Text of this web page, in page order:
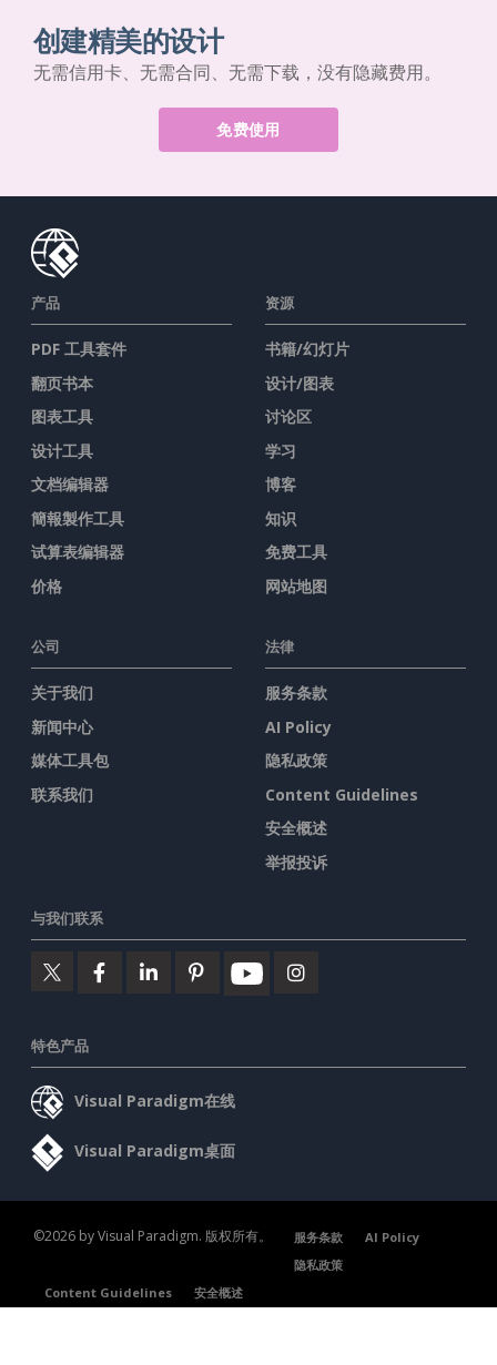
创建精美的设计
无需信用卡、无需合同、无需下载，没有隐藏费用。
免费使用
产品
PDF 工具套件
翻页书本
图表工具
设计工具
文档编辑器
簡報製作工具
试算表编辑器
价格
资源
书籍/幻灯片
设计/图表
讨论区
学习
博客
知识
免费工具
网站地图
公司
关于我们
新闻中心
媒体工具包
联系我们
法律
服务条款
AI Policy
隐私政策
Content Guidelines
安全概述
举报投诉
与我们联系
特色产品
Visual Paradigm在线
Visual Paradigm桌面
©2026 by Visual Paradigm. 版权所有。 服务条款
AI Policy
隐私政策
Content Guidelines
安全概述